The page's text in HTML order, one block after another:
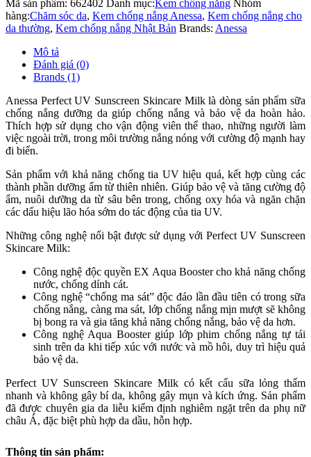
Mã sản phẩm: 662402 Danh mục:Kem chống nắng Nhóm
hàng:Chăm sóc da, Kem chống nắng Anessa, Kem chống nắng cho
da thường, Kem chống nắng Nhật Bản Brands: Anessa
Mô tả
Đánh giá (0)
Brands (1)
Anessa Perfect UV Sunscreen Skincare Milk là dòng sản phẩm sữa
chống nắng dưỡng da giúp chống nắng và bảo vệ da hoàn hảo.
Thích hợp sử dụng cho vận động viên thể thao, những người làm
việc ngoài trời, trong môi trường nắng nóng với cường độ mạnh hay
đi biển.
Sản phẩm với khả năng chống tia UV hiệu quả, kết hợp cùng các
thành phần dưỡng ẩm từ thiên nhiên. Giúp bảo vệ và tăng cường độ
ẩm, nuôi dưỡng da từ sâu bên trong, chống oxy hóa và ngăn chặn
các dấu hiệu lão hóa sớm do tác động của tia UV.
Những công nghệ nổi bật được sử dụng với Perfect UV Sunscreen
Skincare Milk:
Công nghệ độc quyền EX Aqua Booster cho khả năng chống
nước, chống dính cát.
Công nghệ “chống ma sát” độc đáo lần đầu tiên có trong sữa
chống nắng, càng ma sát, lớp chống nắng mịn mượt sẽ không
bị bong ra và gia tăng khả năng chống nắng, bảo vệ da hơn.
Công nghệ Aqua Booster giúp lớp phim chống nắng tự tái
sinh trên da khi tiếp xúc với nước và mồ hôi, duy trì hiệu quả
bảo vệ da.
Perfect UV Sunscreen Skincare Milk có kết cấu sữa lỏng thấm
nhanh và không gây bí da, không gây mụn và kích ứng. Sản phẩm
đã được chuyên gia da liễu kiểm định nghiêm ngặt trên da phụ nữ
châu Á, đặc biệt phù hợp da dầu, hỗn hợp.
Thông tin sản phẩm: